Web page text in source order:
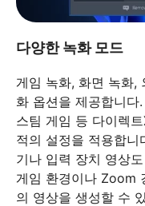
다양한 녹화 모드
게임 녹화, 화면 녹화,
화 옵션을 제공합니다
스팀 게임 등 다이렉
적의 설정을 적용합
기나 입력 장치 영상
게임 환경이나 Zoom
의 영상을 생성할 수